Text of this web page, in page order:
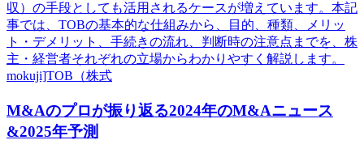
収）の手段としても活用されるケースが増えています。本記
事では、TOBの基本的な仕組みから、目的、種類、メリッ
ト・デメリット、手続きの流れ、判断時の注意点までを、株
主・経営者それぞれの立場からわかりやすく解説します。
mokuji]TOB（株式
M&Aのプロが振り返る2024年のM&Aニュース
&2025年予測